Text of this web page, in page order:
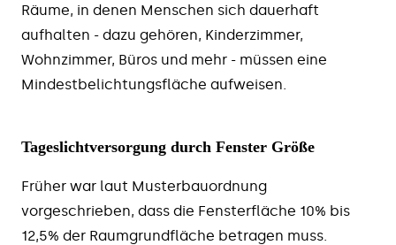
Räume, in denen Menschen sich dauerhaft
aufhalten - dazu gehören, Kinderzimmer,
Wohnzimmer, Büros und mehr - müssen eine
Mindestbelichtungsfläche aufweisen.
Tageslichtversorgung durch Fenster Größe
Früher war laut Musterbauordnung
vorgeschrieben, dass die Fensterfläche 10% bis
12,5% der Raumgrundfläche betragen muss.